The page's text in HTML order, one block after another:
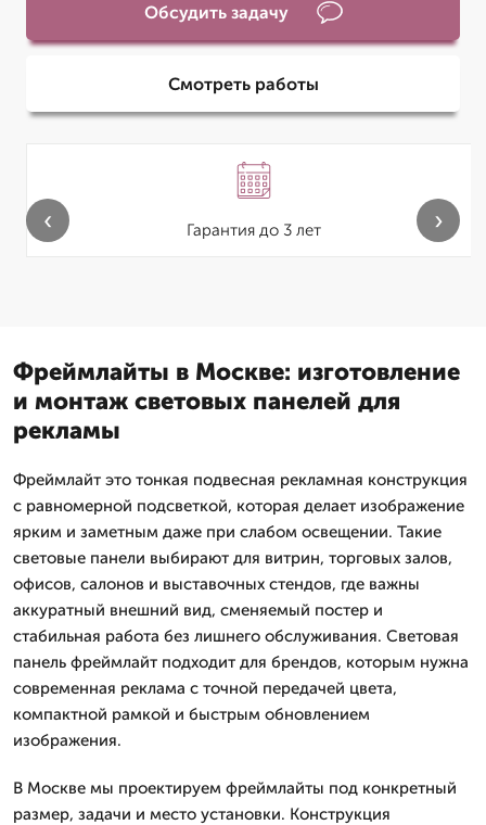
Обсудить задачу
Смотреть работы
Гарантия до 3 лет
‹ ›
Фреймлайты в Москве: изготовление
и монтаж световых панелей для
рекламы
Фреймлайт это тонкая подвесная рекламная конструкция
с равномерной подсветкой, которая делает изображение
ярким и заметным даже при слабом освещении. Такие
световые панели выбирают для витрин, торговых залов,
офисов, салонов и выставочных стендов, где важны
аккуратный внешний вид, сменяемый постер и
стабильная работа без лишнего обслуживания. Световая
панель фреймлайт подходит для брендов, которым нужна
современная реклама с точной передачей цвета,
компактной рамкой и быстрым обновлением
изображения.
В Москве мы проектируем фреймлайты под конкретный
размер, задачи и место установки. Конструкция